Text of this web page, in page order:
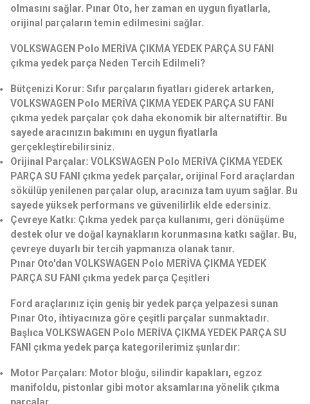
olmasını sağlar. Pınar Oto, her zaman en uygun fiyatlarla,
orijinal parçaların temin edilmesini sağlar.
VOLKSWAGEN Polo MERİVA ÇIKMA YEDEK PARÇA SU FANI
çıkma yedek parça Neden Tercih Edilmeli?
Bütçenizi Korur: Sıfır parçaların fiyatları giderek artarken,
VOLKSWAGEN Polo MERİVA ÇIKMA YEDEK PARÇA SU FANI
çıkma yedek parçalar çok daha ekonomik bir alternatiftir. Bu
sayede aracınızın bakımını en uygun fiyatlarla
gerçekleştirebilirsiniz.
Orijinal Parçalar: VOLKSWAGEN Polo MERİVA ÇIKMA YEDEK
PARÇA SU FANI çıkma yedek parçalar, orijinal Ford araçlardan
sökülüp yenilenen parçalar olup, aracınıza tam uyum sağlar. Bu
sayede yüksek performans ve güvenilirlik elde edersiniz.
Çevreye Katkı: Çıkma yedek parça kullanımı, geri dönüşüme
destek olur ve doğal kaynakların korunmasına katkı sağlar. Bu,
çevreye duyarlı bir tercih yapmanıza olanak tanır.
Pınar Oto'dan VOLKSWAGEN Polo MERİVA ÇIKMA YEDEK
PARÇA SU FANI çıkma yedek parça Çeşitleri
Ford araçlarınız için geniş bir yedek parça yelpazesi sunan
Pınar Oto, ihtiyacınıza göre çeşitli parçalar sunmaktadır.
Başlıca VOLKSWAGEN Polo MERİVA ÇIKMA YEDEK PARÇA SU
FANI çıkma yedek parça kategorilerimiz şunlardır:
Motor Parçaları: Motor bloğu, silindir kapakları, egzoz
manifoldu, pistonlar gibi motor aksamlarına yönelik çıkma